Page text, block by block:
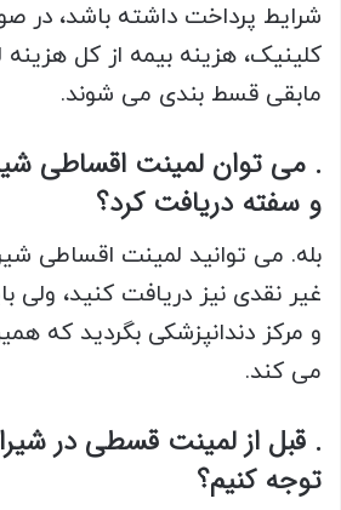
شرایط پرداخت داشته باشد، در
کلینیک، هزینه بیمه از کل
مابقی قسط بندی می شوند.
. می توان لمینت اقساطی
و سفته دریافت کرد؟
بله. می توانید لمینت اقساطی
غیر نقدی نیز دریافت کنید، ولی
و مرکز دندانپزشکی بگردید که
می کند.
. قبل از لمینت قسطی در
توجه کنیم؟